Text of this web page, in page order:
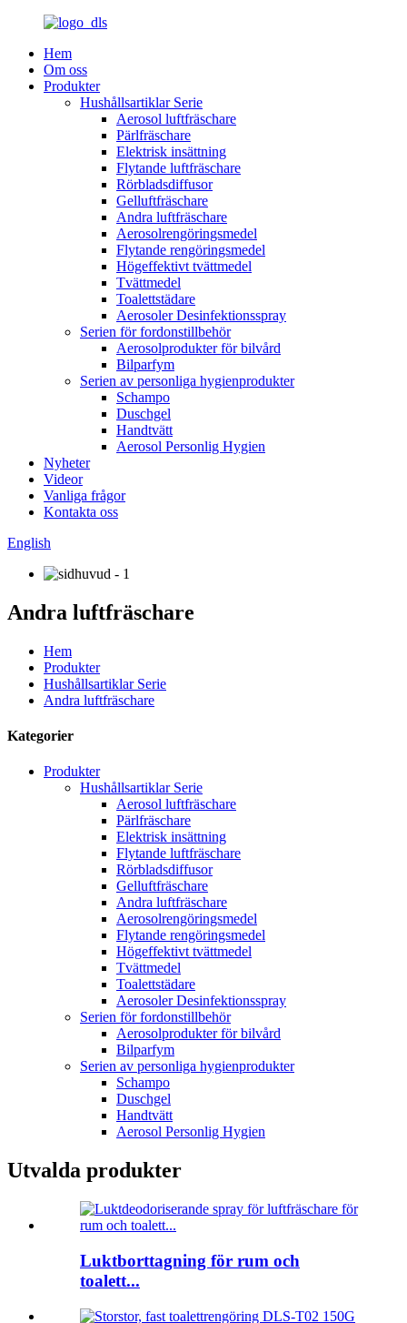
Hem
Om oss
Produkter
Hushållsartiklar Serie
Aerosol luftfräschare
Pärlfräschare
Elektrisk insättning
Flytande luftfräschare
Rörbladsdiffusor
Gelluftfräschare
Andra luftfräschare
Aerosolrengöringsmedel
Flytande rengöringsmedel
Högeffektivt tvättmedel
Tvättmedel
Toalettstädare
Aerosoler Desinfektionsspray
Serien för fordonstillbehör
Aerosolprodukter för bilvård
Bilparfym
Serien av personliga hygienprodukter
Schampo
Duschgel
Handtvätt
Aerosol Personlig Hygien
Nyheter
Videor
Vanliga frågor
Kontakta oss
English
Andra luftfräschare
Hem
Produkter
Hushållsartiklar Serie
Andra luftfräschare
Kategorier
Produkter
Hushållsartiklar Serie
Aerosol luftfräschare
Pärlfräschare
Elektrisk insättning
Flytande luftfräschare
Rörbladsdiffusor
Gelluftfräschare
Andra luftfräschare
Aerosolrengöringsmedel
Flytande rengöringsmedel
Högeffektivt tvättmedel
Tvättmedel
Toalettstädare
Aerosoler Desinfektionsspray
Serien för fordonstillbehör
Aerosolprodukter för bilvård
Bilparfym
Serien av personliga hygienprodukter
Schampo
Duschgel
Handtvätt
Aerosol Personlig Hygien
Utvalda produkter
Luktborttagning för rum och
toalett...